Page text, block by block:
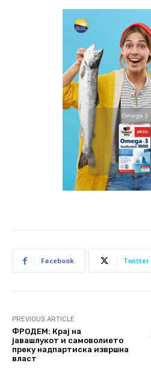
Facebook Twitter
PREVIOUS ARTICLE
ФРОДЕМ: Крај на
јавашлукот и самоволието
преку надпартиска извршна
власт